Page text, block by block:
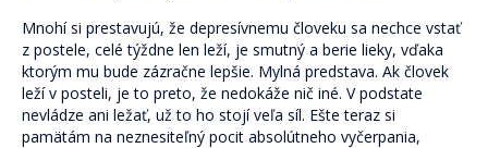
Komu pomáhame
Oblasti pomoci
Skrotiť Draka
Mnohí si prestavujú, že depresívnemu človeku sa nechce vstať
z postele, celé týždne len leží, je smutný a berie lieky, vďaka
ktorým mu bude zázračne lepšie. Mylná predstava. Ak človek
leží v posteli, je to preto, že nedokáže nič iné. V podstate
nevládze ani ležať, už to ho stojí veľa síl. Ešte teraz si
pamätám na neznesiteľný pocit absolútneho vyčerpania,